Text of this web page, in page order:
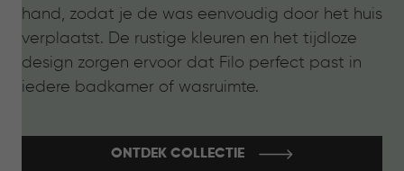
hand, zodat je de was eenvoudig door het huis
verplaatst. De rustige kleuren en het tijdloze
design zorgen ervoor dat Filo perfect past in
iedere badkamer of wasruimte.
ONTDEK COLLECTIE